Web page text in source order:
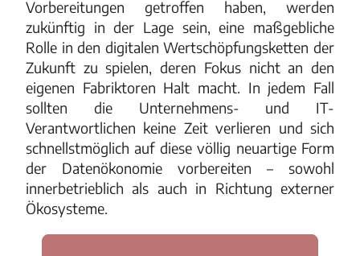
Vorbereitungen getroffen haben, werden
zukünftig in der Lage sein, eine maßgebliche
Rolle in den digitalen Wertschöpfungsketten der
Zukunft zu spielen, deren Fokus nicht an den
eigenen Fabriktoren Halt macht. In jedem Fall
sollten die Unternehmens- und IT-
Verantwortlichen keine Zeit verlieren und sich
schnellstmöglich auf diese völlig neuartige Form
der Datenökonomie vorbereiten – sowohl
innerbetrieblich als auch in Richtung externer
Ökosysteme.